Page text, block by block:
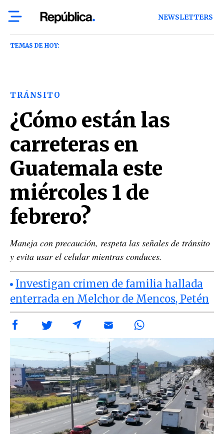
NEWSLETTERS
TEMAS DE HOY:
TRÁNSITO
¿Cómo están las
carreteras en
Guatemala este
miércoles 1 de
febrero?
Maneja con precaución, respeta las señales de tránsito
y evita usar el celular mientras conduces.
Investigan crimen de familia hallada
enterrada en Melchor de Mencos, Petén